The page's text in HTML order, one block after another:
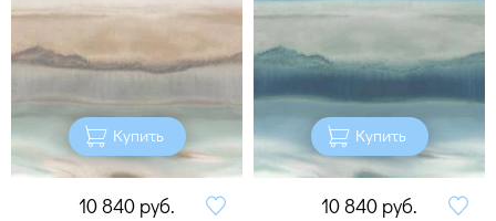
Купить
10 840 руб.
Купить
10 840 руб.